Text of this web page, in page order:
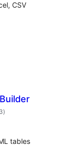
CSV
total
de
)
tables